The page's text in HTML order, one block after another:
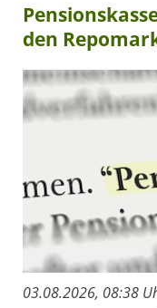
den
03.08.2026, 08:38